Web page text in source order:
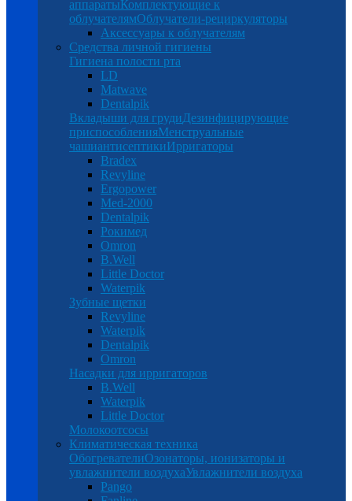
аппаратыКомплектующие к
облучателямОблучатели-рециркуляторы
Аксессуары к облучателям
Средства личной гигиены
Гигиена полости рта
LD
Matwave
Dentalpik
Вкладыши для грудиДезинфицирующие
приспособленияМенструальные
чашиантисептикиИрригаторы
Bradex
Revyline
Ergopower
Med-2000
Dentalpik
Рокимед
Omron
B.Well
Little Doctor
Waterpik
Зубные щетки
Revyline
Waterpik
Dentalpik
Omron
Насадки для ирригаторов
B.Well
Waterpik
Little Doctor
Молокоотсосы
Климатическая техника
ОбогревателиОзонаторы, ионизаторы и
увлажнители воздухаУвлажнители воздуха
Pango